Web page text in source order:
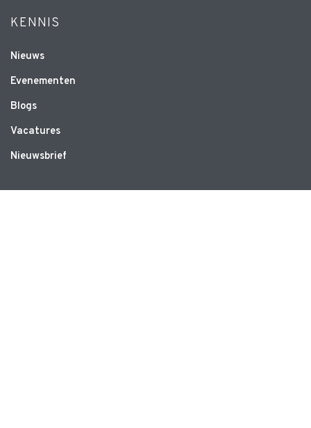
KENNIS
Nieuws
Evenementen
Blogs
Vacatures
Nieuwsbrief